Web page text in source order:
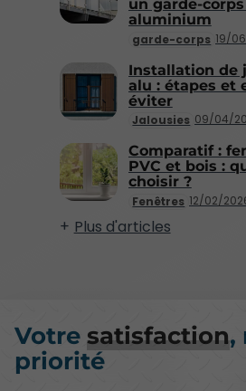
garde-corps 19/
un garde-
aluminium
Jalousies 09/04/
Installation de
alu : étapes et
éviter
Fenêtres 12/02/
Comparatif :
PVC et bois :
choisir ?
Plus d'articles
Votre satisfaction,
priorité